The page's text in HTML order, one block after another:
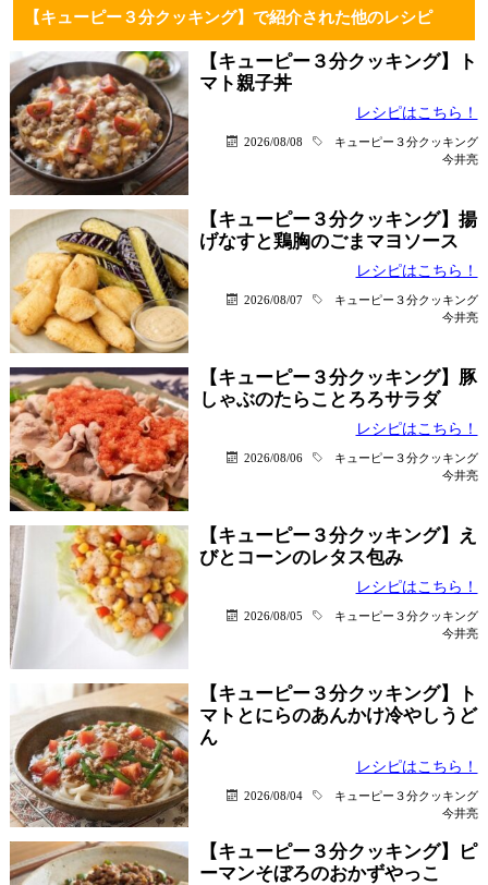
【キューピー３分クッキング】で紹介された他のレシピ
【キューピー３分クッキング】ト
マト親子丼
レシピはこちら！
2026/08/08
キューピー３分クッキング
今井亮
【キューピー３分クッキング】揚
げなすと鶏胸のごまマヨソース
レシピはこちら！
2026/08/07
キューピー３分クッキング
今井亮
【キューピー３分クッキング】豚
しゃぶのたらことろろサラダ
レシピはこちら！
2026/08/06
キューピー３分クッキング
今井亮
【キューピー３分クッキング】え
びとコーンのレタス包み
レシピはこちら！
2026/08/05
キューピー３分クッキング
今井亮
【キューピー３分クッキング】ト
マトとにらのあんかけ冷やしうど
ん
レシピはこちら！
2026/08/04
キューピー３分クッキング
今井亮
【キューピー３分クッキング】ピ
ーマンそぼろのおかずやっこ